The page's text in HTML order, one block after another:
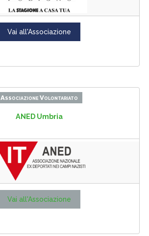
Vai all'Associazione
Associazione Volontariato
ANED Umbria
Vai all'Associazione